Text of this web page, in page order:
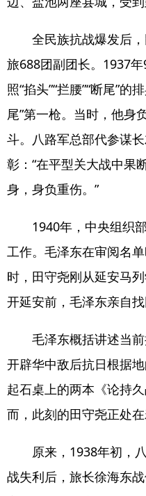
全民族抗战爆发后
旅688团副团长。1937
照“掐头”“拦腰”“断尾”
尾”第一枪。当时，他身
斗。八路军总部代参谋
彰：“在平型关大战中果
身，身负重伤。”
1940年，中央组织
工作。毛泽东在审阅名
时，田守尧刚从延安马
开延安前，毛泽东亲自找
毛泽东概括讲述当
开辟华中敌后抗日根据
起石桌上的两本《论持
而，此刻的田守尧正处在
原来，1938年初，
战失利后，旅长徐海东